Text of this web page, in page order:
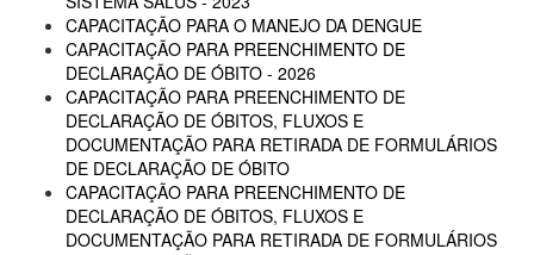
CAPACITAÇÃO PARA O MANEJO DA DENGUE
CAPACITAÇÃO PARA PREENCHIMENTO DE
DECLARAÇÃO DE ÓBITO - 2026
CAPACITAÇÃO PARA PREENCHIMENTO DE
DECLARAÇÃO DE ÓBITOS, FLUXOS E
DOCUMENTAÇÃO PARA RETIRADA DE FORMULÁRIOS
DE DECLARAÇÃO DE ÓBITO
CAPACITAÇÃO PARA PREENCHIMENTO DE
DECLARAÇÃO DE ÓBITOS, FLUXOS E
DOCUMENTAÇÃO PARA RETIRADA DE FORMULÁRIOS